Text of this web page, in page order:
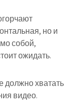
но и
собой,
ожидать.
должно хватать
видео.